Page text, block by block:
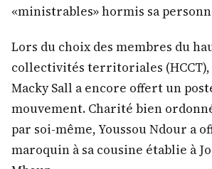
«ministrables» hormis sa
Lors du choix des membres du
collectivités territoriales
Macky Sall a encore offert un
mouvement. Charité bien
par soi-même, Youssou Ndour a
maroquin à sa cousine établie à